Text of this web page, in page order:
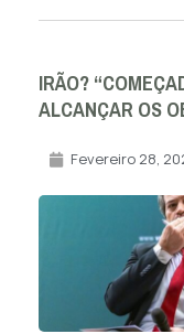
IRÃO?
ALCANÇAR OS
Fevereiro 28,